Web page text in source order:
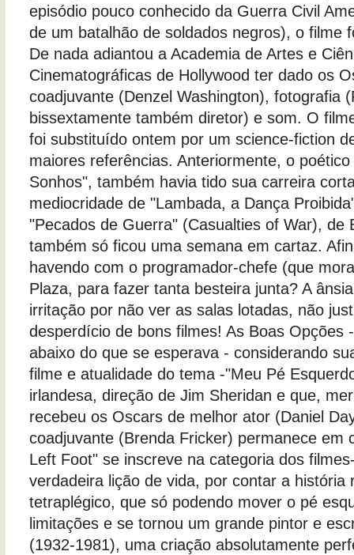
episódio pouco conhecido da Guerra Civil
de um batalhão de soldados negros), o filme
De nada adiantou a Academia de Artes e
Cinematográficas de Hollywood ter dado os
coadjuvante (Denzel Washington), fotografia
bissextamente também diretor) e som. O
foi substituído ontem por um science-fiction
maiores referências. Anteriormente, o
Sonhos", também havia tido sua carreira
mediocridade de "Lambada, a Dança
"Pecados de Guerra" (Casualties of War), de
também só ficou uma semana em cartaz.
havendo com o programador-chefe (que
Plaza, para fazer tanta besteira junta? A
irritação por não ver as salas lotadas, não
desperdício de bons filmes! As Boas Opções
abaixo do que se esperava - considerando
filme e atualidade do tema -"Meu Pé
irlandesa, direção de Jim Sheridan e que,
recebeu os Oscars de melhor ator (Daniel
coadjuvante (Brenda Fricker) permanece em
Left Foot" se inscreve na categoria dos
verdadeira lição de vida, por contar a história
tetraplégico, que só podendo mover o pé
limitações e se tornou um grande pintor e
(1932-1981), uma criação absolutamente